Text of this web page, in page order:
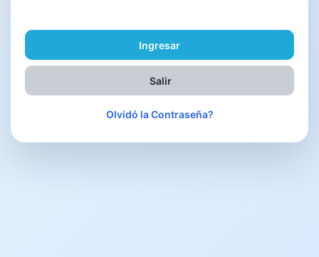
Olvidó la Contraseña?